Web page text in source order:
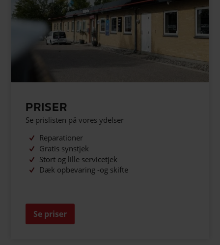
PRISER
Se prislisten på vores ydelser
Reparationer
Gratis synstjek
Stort og lille servicetjek
Dæk opbevaring -og skifte
Se priser